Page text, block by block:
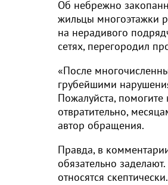
Об небрежно
жильцы многоэтажки
на нерадивого
сетях, перегородил
«После
грубейшими
Пожалуйста,
отвратительно,
автор обращения.
Правда, в
обязательно
относятся скептически.